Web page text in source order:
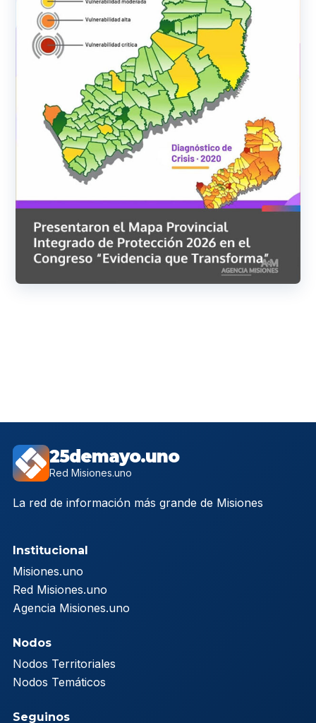
25demayo.uno
Red Misiones.uno
La red de información más grande de Misiones
Institucional
Misiones.uno
Red Misiones.uno
Agencia Misiones.uno
Nodos
Nodos Territoriales
Nodos Temáticos
Seguinos